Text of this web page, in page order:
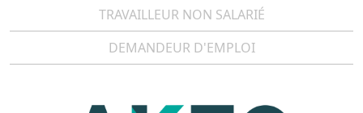
TRAVAILLEUR NON SALARIÉ
DEMANDEUR D'EMPLOI